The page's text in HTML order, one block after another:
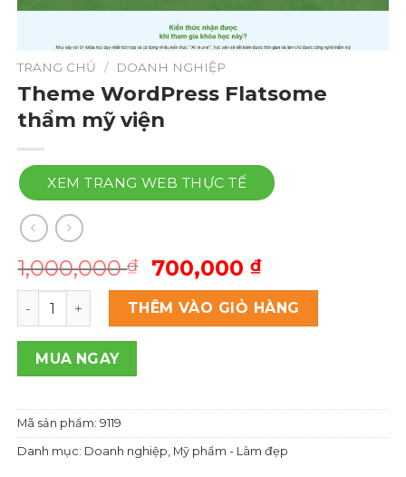
TRANG CHỦ / DOANH NGHIỆP
Theme WordPress Flatsome
thẩm mỹ viện
XEM TRANG WEB THỰC TẾ
1,000,000₫
Giá
gốc
là:
1,000,000 ₫.
700,000 ₫Giá
hiện
tại
là:
Theme Wordpress Flatsome thẩm mỹ viện số lượng
THÊM VÀO GIỎ HÀNG
MUA NGAY
Mã sản phẩm:9119
Danh mục: Doanh nghiệp, Mỹ phẩm - Làm đẹp